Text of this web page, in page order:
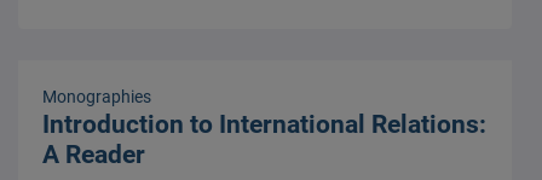
Monographies
Introduction to International Relations:
A Reader